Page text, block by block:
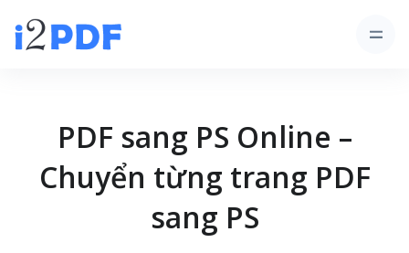
PDF sang PS Online –
Chuyển từng trang PDF
sang PS